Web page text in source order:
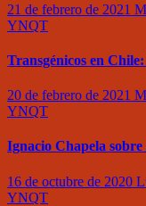
21 de febrero de 2021
YNQT
Transgénicos en
20 de febrero de 2021
YNQT
Ignacio Chapela
16 de octubre de 2020
YNQT